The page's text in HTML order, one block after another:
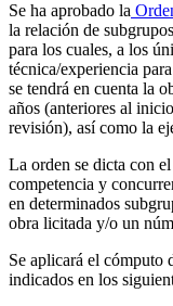
Se ha aprobado la
la relación de
para los cuales, a los
técnica/experiencia
se tendrá en cuenta la
años (anteriores al
revisión), así como la
La orden se dicta con
competencia y
en determinados
obra licitada y/o un
Se aplicará el cómputo
indicados en los